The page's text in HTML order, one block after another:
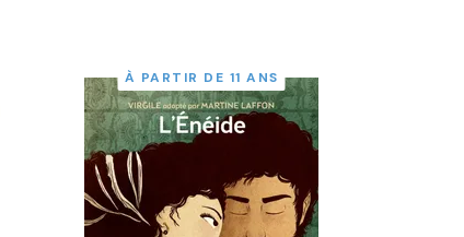
À PARTIR DE 11 ANS